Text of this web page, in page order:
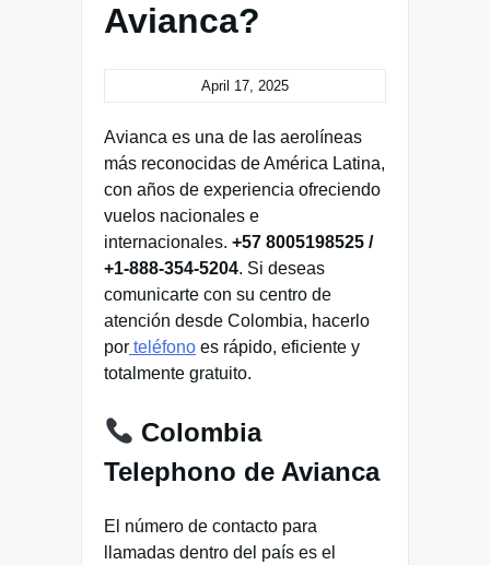
Avianca?
April 17, 2025
Avianca es una de las aerolíneas
más reconocidas de América Latina,
con años de experiencia ofreciendo
vuelos nacionales e
internacionales. +57 8005198525 /
+1-888-354-5204. Si deseas
comunicarte con su centro de
atención desde Colombia, hacerlo
por teléfono es rápido, eficiente y
totalmente gratuito.
Colombia
Telephono de Avianca
El número de contacto para
llamadas dentro del país es el